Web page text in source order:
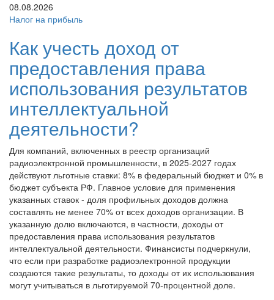
08.08.2026
Налог на прибыль
Как учесть доход от
предоставления права
использования результатов
интеллектуальной
деятельности?
Для компаний, включенных в реестр организаций
радиоэлектронной промышленности, в 2025-2027 годах
действуют льготные ставки: 8% в федеральный бюджет и 0% в
бюджет субъекта РФ. Главное условие для применения
указанных ставок - доля профильных доходов должна
составлять не менее 70% от всех доходов организации. В
указанную долю включаются, в частности, доходы от
предоставления права использования результатов
интеллектуальной деятельности. Финансисты подчеркнули,
что если при разработке радиоэлектронной продукции
создаются такие результаты, то доходы от их использования
могут учитываться в льготируемой 70-процентной доле.